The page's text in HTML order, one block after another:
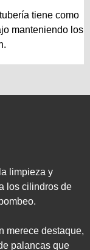
tiene como
manteniendo los
limpieza y
los cilindros de
merece destaque,
palancas que